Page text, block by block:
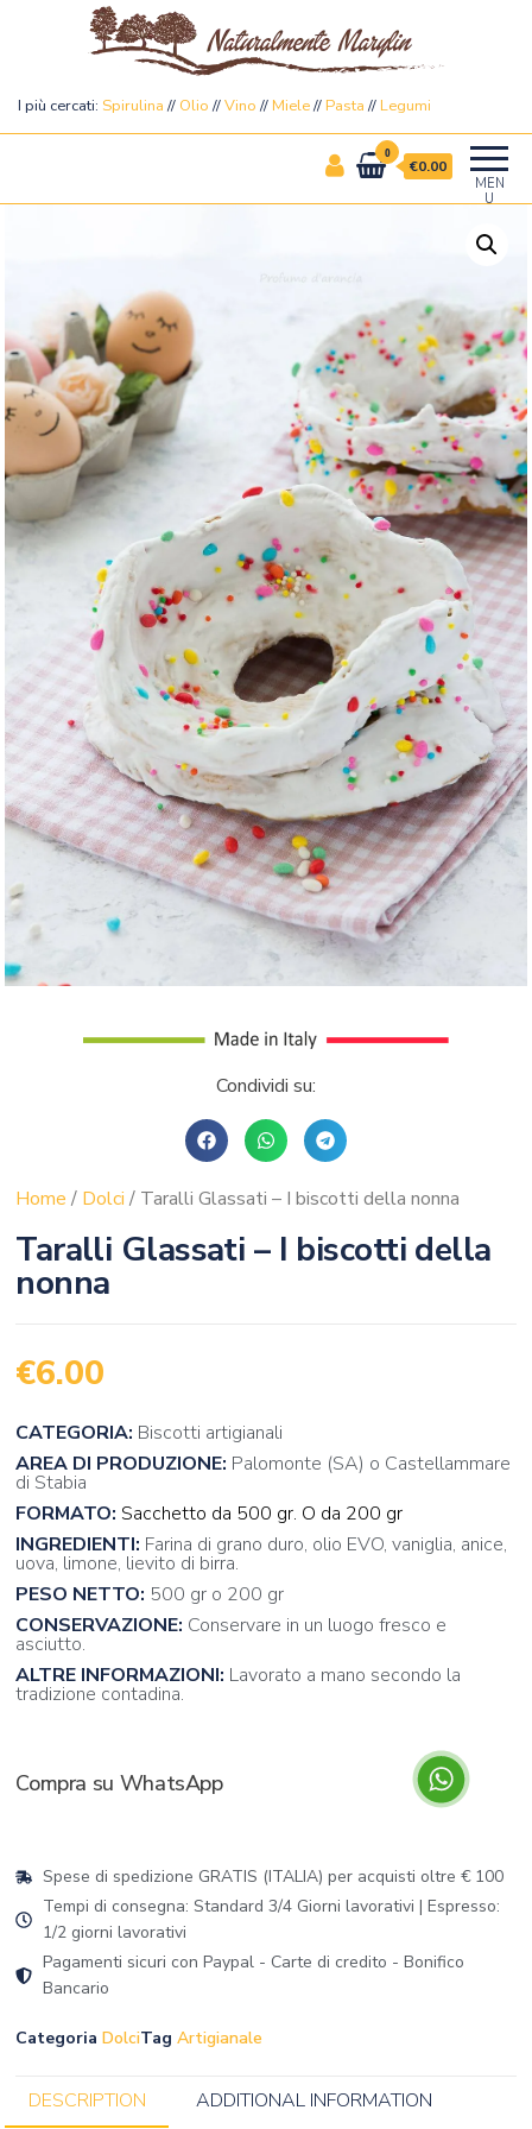
Naturalmente Marylin
I più cercati: Spirulina // Olio //Vino // Miele// Pasta // Legumi
MEN
U
0
€0.00
Condividi su:
Home / Dolci / Taralli Glassati – I biscotti della nonna
Taralli Glassati – I biscotti della
nonna
€6.00
CATEGORIA: Biscotti artigianali
AREA DI PRODUZIONE: Palomonte (SA) o Castellammare
di Stabia
FORMATO: Sacchetto da 500 gr. O da 200 gr
INGREDIENTI: Farina di grano duro, olio EVO, vaniglia, anice,
uova, limone, lievito di birra.
PESO NETTO: 500 gr o 200 gr
CONSERVAZIONE: Conservare in un luogo fresco e
asciutto.
ALTRE INFORMAZIONI: Lavorato a mano secondo la
tradizione contadina.
Compra su WhatsApp
Spese di spedizione GRATIS (ITALIA) per acquisti oltre € 100
Tempi di consegna: Standard 3/4 Giorni lavorativi | Espresso:
1/2 giorni lavorativi
Pagamenti sicuri con Paypal - Carte di credito - Bonifico
Bancario
Categoria DolciTag Artigianale
DESCRIPTION ADDITIONAL INFORMATION